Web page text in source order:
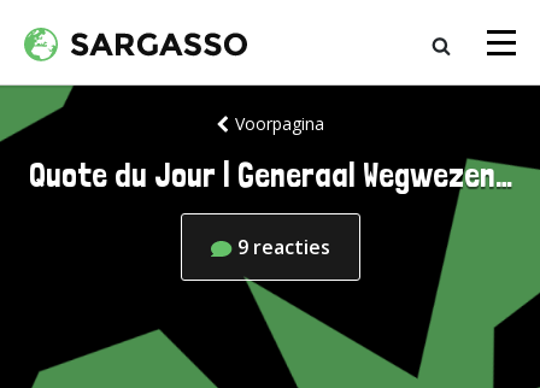
Voorpagina
Quote du Jour | Generaal Wegwezen…
9 reacties